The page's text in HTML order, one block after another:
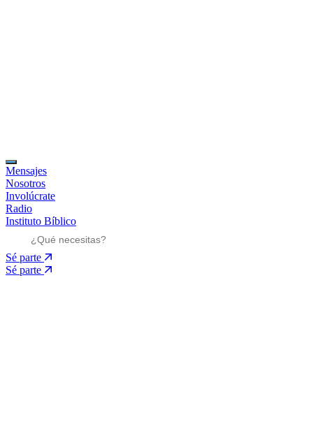
Mensajes
Nosotros
Involúcrate
Radio
Instituto Bíblico
Sé parte
Sé parte